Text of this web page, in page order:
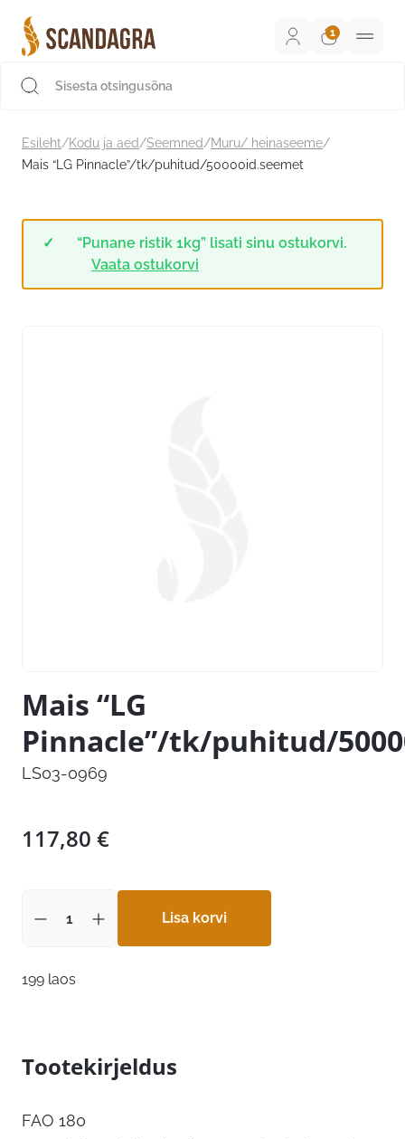
sisu
juurde
Esileht/Kodu ja aed/Seemned/Muru/ heinaseeme/
Mais “LG Pinnacle”/tk/puhitud/50000id.seemet
“Punane ristik 1kg” lisati sinu ostukorvi.
Vaata ostukorvi
Mais “LG
Pinnacle”/tk/puhitud/
LS03-0969
117,80 €
Lisa korvi
199 laos
Tootekirjeldus
FAO 180